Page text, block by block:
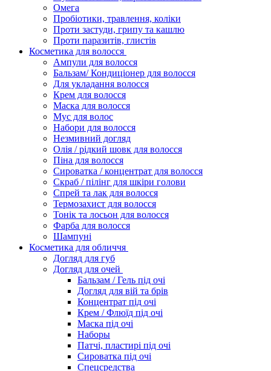
Омега
Пробіотики, травлення, коліки
Проти застуди, грипу та кашлю
Проти паразитів, глистів
Косметика для волосся
Ампули для волосся
Бальзам/ Кондиціонер для волосся
Для укладання волосся
Крем для волосся
Маска для волосся
Мус для волос
Набори для волосся
Незмивний догляд
Олія / рідкий шовк для волосся
Піна для волосся
Сироватка / концентрат для волосся
Скраб / пілінг для шкіри голови
Спрей та лак для волосся
Термозахист для волосся
Тонік та лосьон для волосся
Фарба для волосся
Шампуні
Косметика для обличчя
Догляд для губ
Догляд для очей
Бальзам / Гель під очі
Догляд для вій та брів
Концентрат під очі
Крем / Флюїд під очі
Маска під очі
Наборы
Патчі, пластирі під очі
Сироватка під очі
Спецсредства